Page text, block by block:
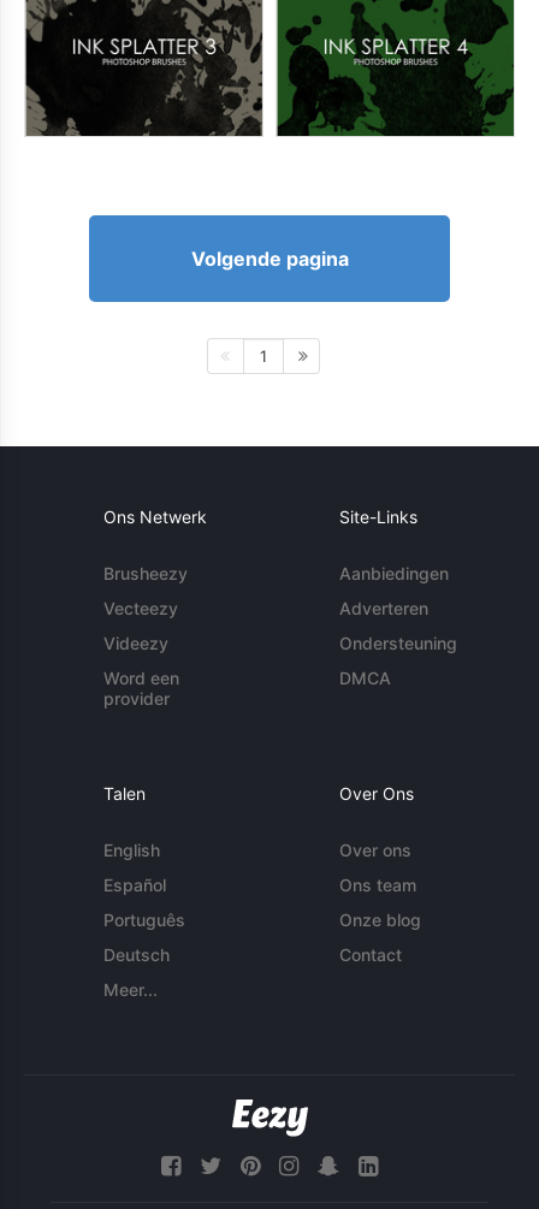
Volgende pagina
1
Ons Netwerk
Brusheezy
Vecteezy
Videezy
Word een
provider
Site-Links
Aanbiedingen
Adverteren
Ondersteuning
DMCA
Talen
English
Español
Português
Deutsch
Meer...
Over Ons
Over ons
Ons team
Onze blog
Contact